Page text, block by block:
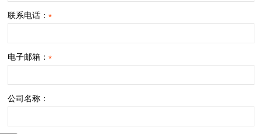
联系电话：*
电子邮箱：*
公司名称：